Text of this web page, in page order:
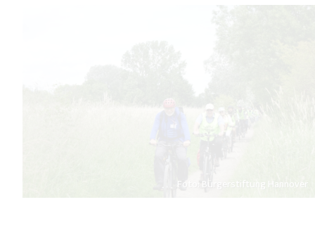
Foto: Bürgerstiftung Hannover